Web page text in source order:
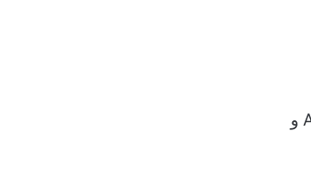
اتفاق تأسيس و ميثاق البنك الأفريقي للطاقة AEB بين كل من منظمة منتجي البترول الأفارقة APPO و